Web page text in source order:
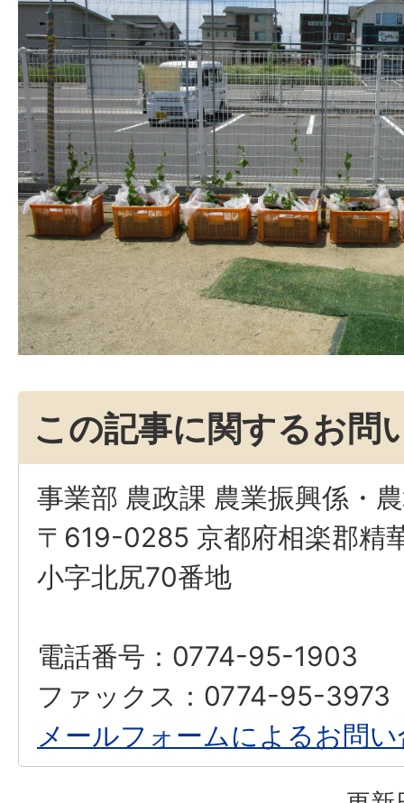
この記事に関するお問
事業部 農政課 農業振興係・
〒619-0285 京都府相楽郡精
小字北尻70番地
電話番号：0774-95-1903
ファックス：0774-95-3973
メールフォームによるお問